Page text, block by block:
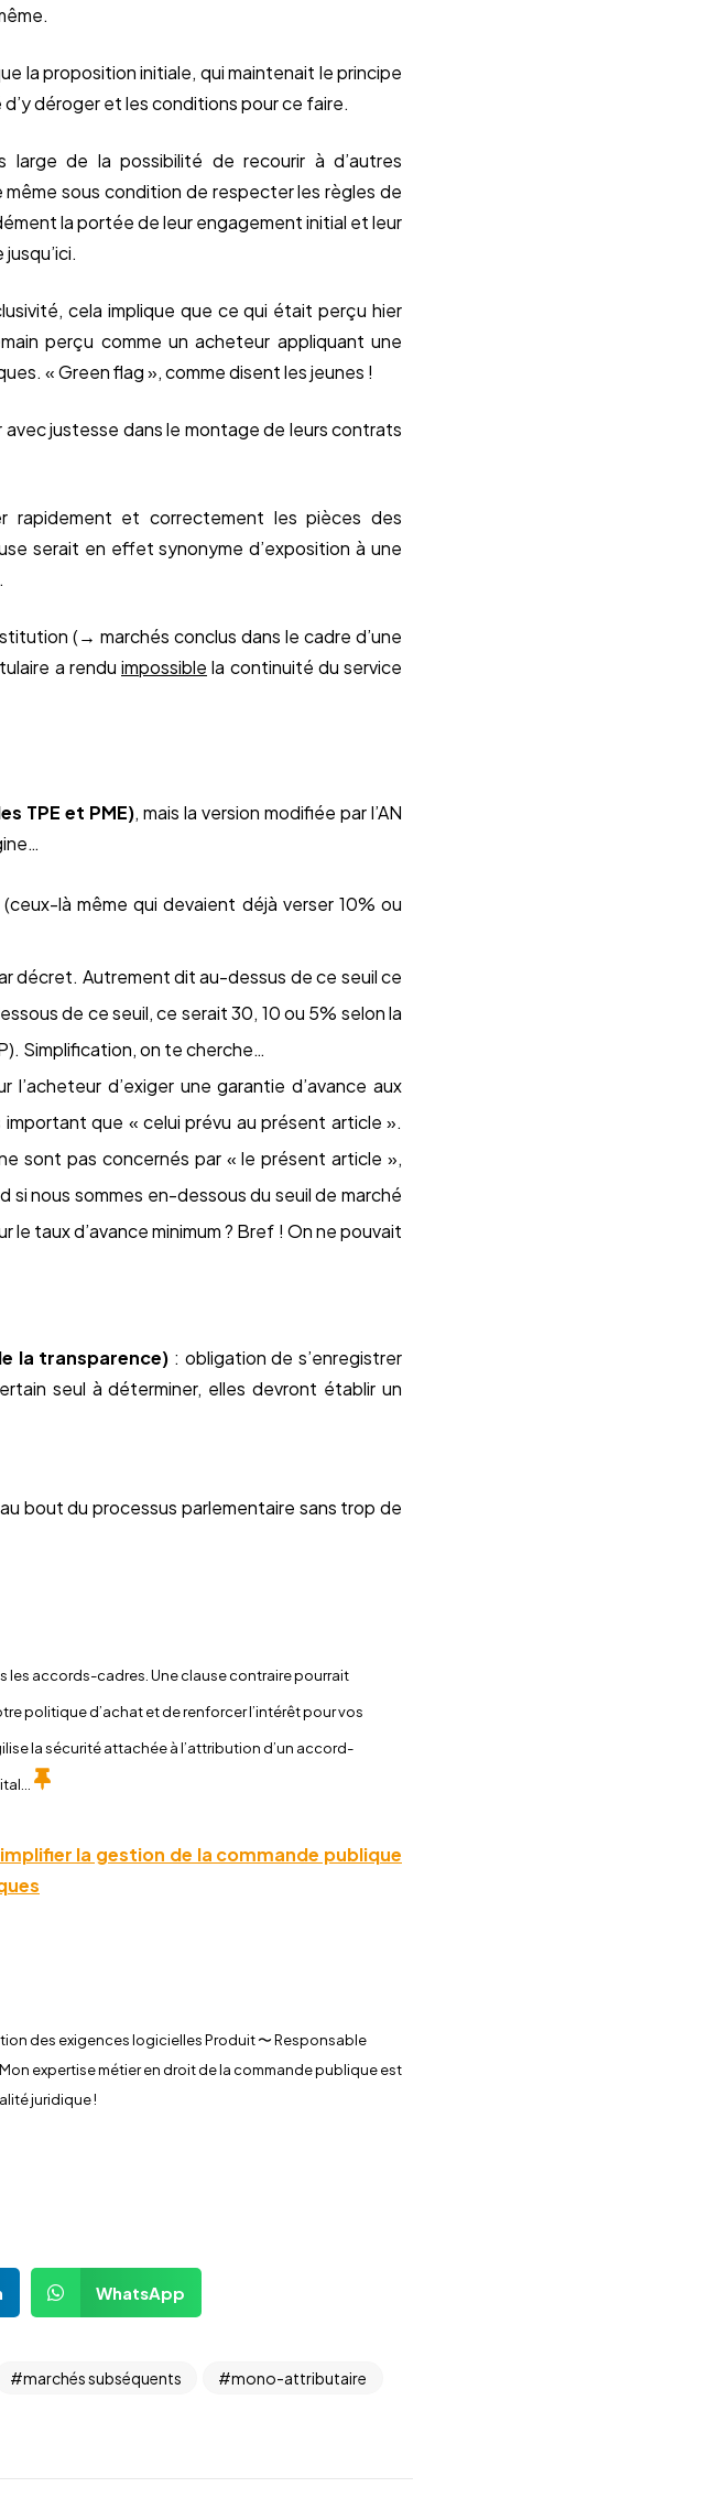
la proposition initiale, qui maintenait le principe
déroger et les conditions pour ce faire.
de la possibilité de recourir à d’autres
sous condition de respecter les règles de
la portée de leur engagement initial et leur
cela implique que ce qui était perçu hier
perçu comme un acheteur appliquant une
« Green flag », comme disent les jeunes !
justesse dans le montage de leurs contrats
rapidement et correctement les pièces des
serait en effet synonyme d’exposition à une
(→ marchés conclus dans le cadre d’une
a rendu impossible la continuité du service
TPE et PME), mais la version modifiée par l’AN
là même qui devaient déjà verser 10% ou
décret. Autrement dit au-dessus de ce seuil ce
de ce seuil, ce serait 30, 10 ou 5% selon la
Simplification, on te cherche…
d’exiger une garantie d’avance aux
que « celui prévu au présent article ».
sont pas concernés par « le présent article »,
nous sommes en-dessous du seuil de marché
taux d’avance minimum ? Bref ! On ne pouvait
la transparence) : obligation de s’enregistrer
seul à déterminer, elles devront établir un
bout du processus parlementaire sans trop de
les accords-cadres. Une clause contraire pourrait
politique d’achat et de renforcer l’intérêt pour vos
la sécurité attachée à l’attribution d’un accord-
la gestion de la commande publique
des exigences logicielles Produit 〜 Responsable
expertise métier en droit de la commande publique est
juridique !
WhatsApp
marchés subséquents mono-attributaire